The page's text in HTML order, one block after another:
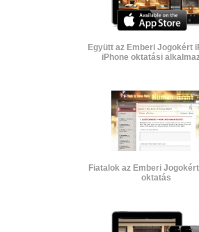
Együtt az Emberi Jogokért
iPhone oktatási
Fiatalok az Emberi
oktatás